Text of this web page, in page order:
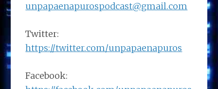
unpapaenapurospodcast@gmail.com
Twitter:
https://twitter.com/unpapaenapuros
Facebook: